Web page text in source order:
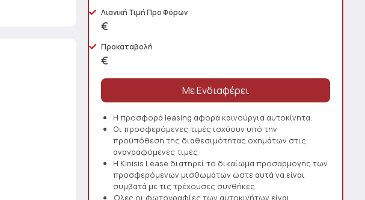
Λιανική Τιμή Προ Φόρων
€
Προκαταβολή
€
Η προσφορά leasing αφορά καινούργια αυτοκίνητα.
Οι προσφερόμενες τιμές ισχύουν υπό την
προϋπόθεση της διαθεσιμότητας οχημάτων στις
αναγραφόμενες τιμές
Η Kinisis Lease διατηρεί το δικαίωμα προσαρμογής των
προσφερόμενων μισθωμάτων ώστε αυτά να είναι
συμβατά με τις τρέχουσες συνθήκες.